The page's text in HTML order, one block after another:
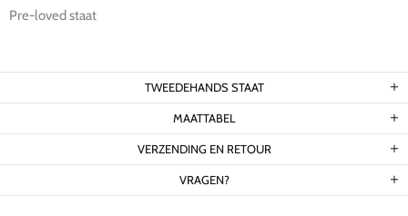
Pre-loved staat
TWEEDEHANDS STAAT
MAATTABEL
VERZENDING EN RETOUR
VRAGEN?